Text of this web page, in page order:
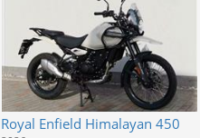
Royal Enfield Himalayan 450